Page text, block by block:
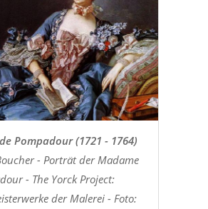
Pompadour (1721 - 1764)
- Porträt der Madame
- The Yorck Project:
der Malerei - Foto: